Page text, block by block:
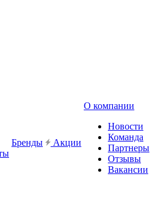
Бренды Акции
О компании
Новости
Команда
Партнеры
Отзывы
Вакансии